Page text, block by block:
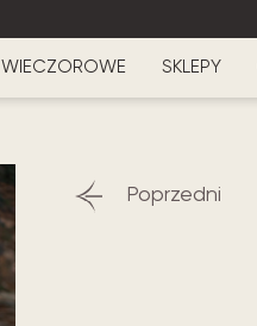
WIECZOROWE SKLEPY
Poprzedni